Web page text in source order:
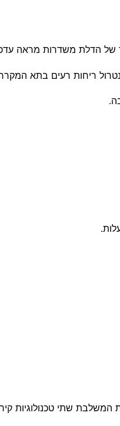
של הדלת משדרות מראה
המשלבת שתי טכנולוגיות